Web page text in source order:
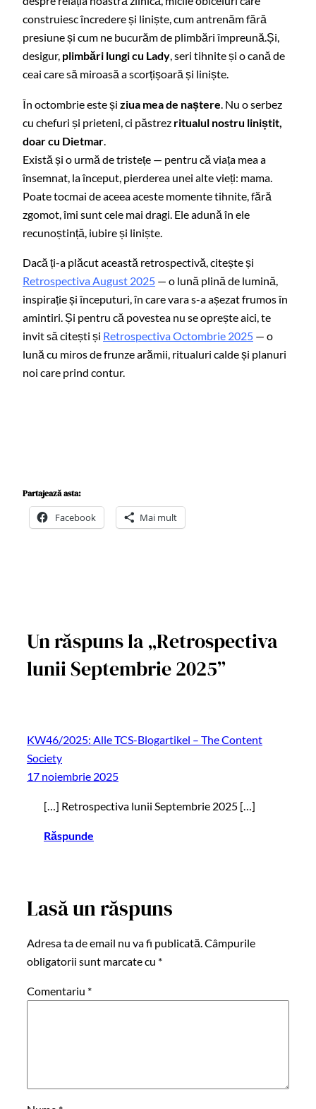
construiesc încredere și liniște, cum antrenăm fără
presiune și cum ne bucurăm de plimbări împreună.Și,
desigur, plimbări lungi cu Lady, seri tihnite și o cană de
ceai care să miroasă a scorțișoară și liniște.
În octombrie este și ziua mea de naștere . Nu o serbez
cu chefuri și prieteni, ci păstrez ritualul nostru liniștit,
doar cu Dietmar
Există și o urmă de tristețe — pentru că viața mea a
însemnat, la început, pierderea unei alte vieți: mama.
Poate tocmai de aceea aceste momente tihnite, fără
zgomot, îmi sunt cele mai dragi. Ele adună în ele
recunoștință, iubire și liniște.
Dacă ți-a plăcut această retrospectivă, citește și
Retrospectiva August 2025 — o lună plină de lumină,
inspirație și începuturi, în care vara s-a așezat frumos în
amintiri. Și pentru că povestea nu se oprește aici, te
invit să citești și Retrospectiva Octombrie 2025 — o
lună cu miros de frunze arămii, ritualuri calde și planuri
noi care prind contur.
Partajează asta:
Facebook Mai mult
Un răspuns la „Retrospectiva
lunii Septembrie 2025”
KW46/2025: Alle TCS-Blogartikel – The Content
Society
17 noiembrie 2025
[…] Retrospectiva lunii Septembrie 2025 […]
Răspunde
Lasă un răspuns
Adresa ta de email nu va fi publicată. Câmpurile
obligatorii sunt marcate cu *
Comentariu *